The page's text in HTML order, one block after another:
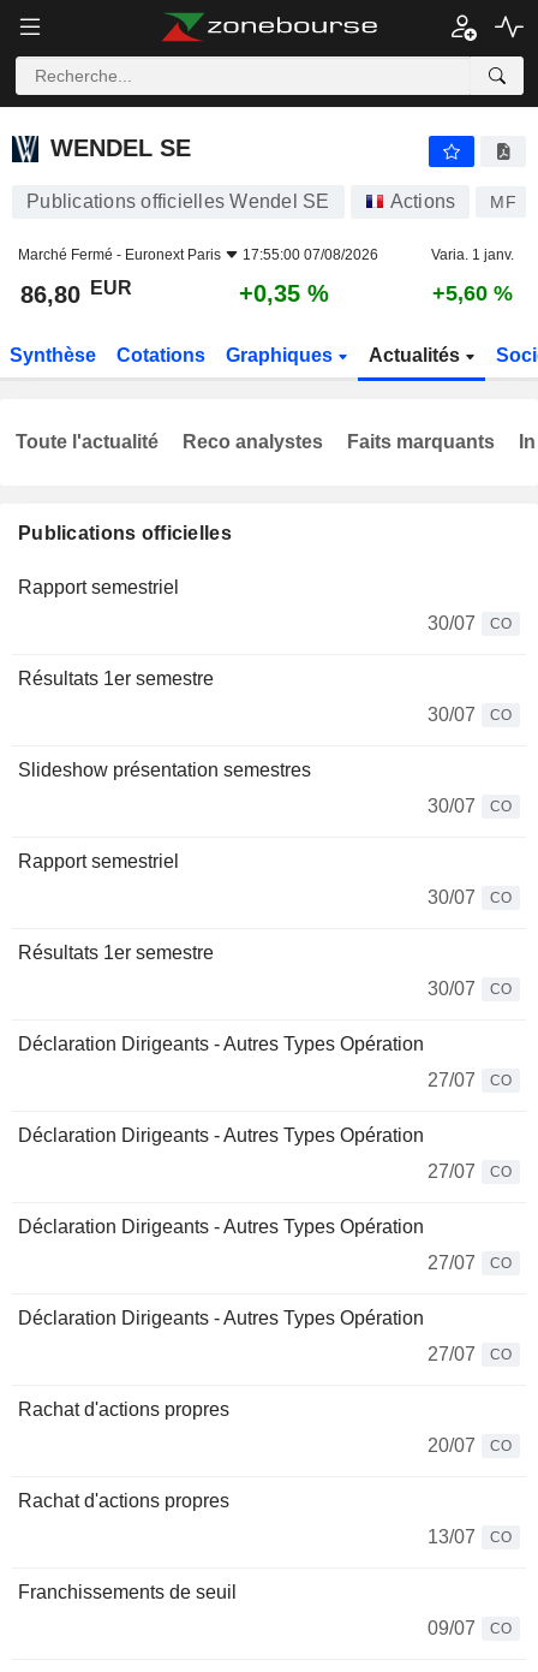
WENDEL SE
WENDEL SE
Publications officielles Wendel SE Actions MF
Marché Fermé - Euronext Paris 17:55:00 07/08/2026 Varia. 1 janv.
86,80 EUR +0,35 % +5,60 %
Synthèse Cotations Graphiques Actualités
Publications officielles
Rapport semestriel
30/07
CO
Résultats 1er semestre
30/07
CO
Slideshow présentation semestres
30/07
CO
Rapport semestriel
30/07
CO
Résultats 1er semestre
30/07
CO
Déclaration Dirigeants - Autres Types Opération
27/07
CO
Déclaration Dirigeants - Autres Types Opération
27/07
CO
Déclaration Dirigeants - Autres Types Opération
27/07
CO
Déclaration Dirigeants - Autres Types Opération
27/07
CO
Rachat d'actions propres
20/07
CO
Rachat d'actions propres
13/07
CO
Franchissements de seuil
09/07
CO
Toute l'actualité Reco analystes Faits marquants